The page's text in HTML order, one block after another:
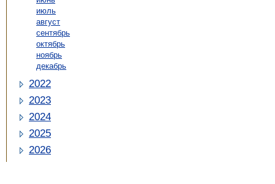
июль
август
сентябрь
октябрь
ноябрь
декабрь
2022
2023
2024
2025
2026